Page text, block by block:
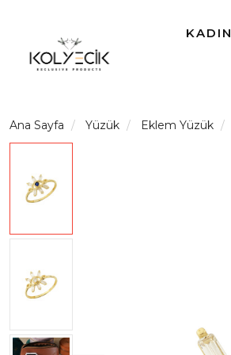
KADIN
Ana Sayfa Yüzük Eklem Yüzük